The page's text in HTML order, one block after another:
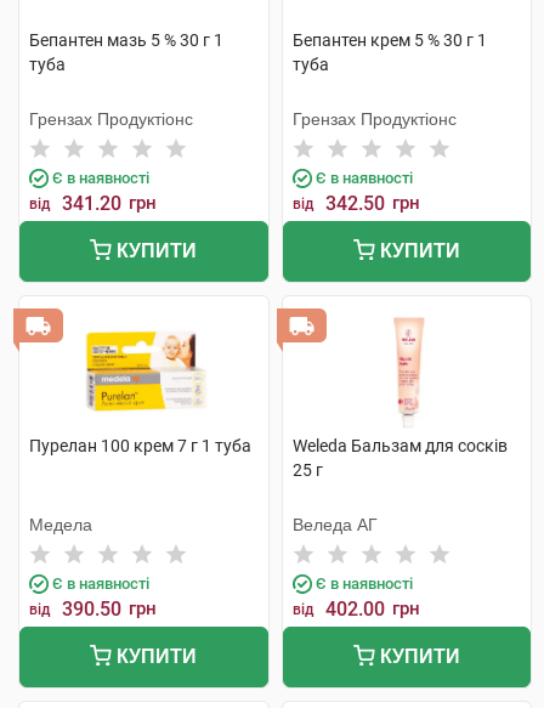
Бепантен мазь 5 % 30 г 1
туба
Грензах Продуктіонс
Є в наявності
від 341.20 грн
КУПИТИ
Бепантен крем 5 % 30 г 1
туба
Грензах Продуктіонс
Є в наявності
від 342.50 грн
КУПИТИ
Пурелан 100 крем 7 г 1 туба
Медела
Є в наявності
від 390.50 грн
КУПИТИ
Weleda Бальзам для сосків
25 г
Веледа АГ
Є в наявності
від 402.00 грн
КУПИТИ